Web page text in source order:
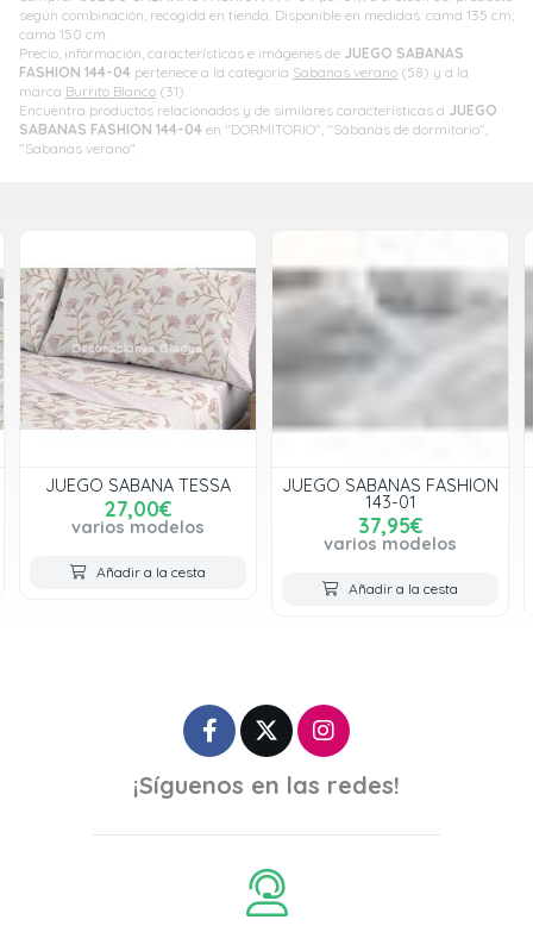
según combinación, recogida en tienda. Disponible en medidas: cama 135 cm;
cama 150 cm.
Precio, información, características e imágenes de JUEGO SABANAS
FASHION 144-04 pertenece a la categoría Sabanas verano (58) y a la
marca Burrito Blanco (31).
Encuentra productos relacionados y de similares características a JUEGO
SABANAS FASHION 144-04 en "DORMITORIO", "Sábanas de dormitorio",
"Sabanas verano".
JUEGO SABANA TESSA
27,00€
varios modelos
Añadir a la cesta
JUEGO SABANAS FASHION
143-01
37,95€
varios modelos
Añadir a la cesta
¡Síguenos en las redes!